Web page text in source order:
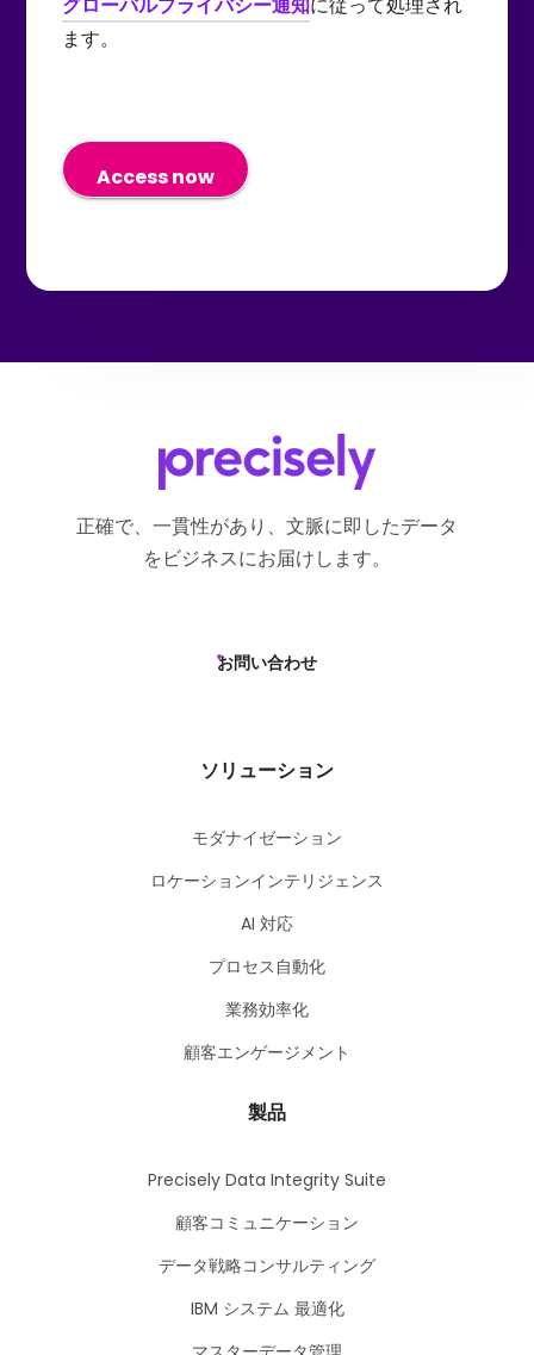
ール内の「配信停止」リンクを使
用するか、
からリクエストを送信すること
で、いつでも同意を取り消し、こ
ン、および製品やサービスに関す
る情報を送信する目的で私の個人
Preciselyのプライバシーウェブフ
ォーム
からリクエストを送信すること
グローバルプライバシー通知に従って処理され
ます。
正確で、一貫性があり、文脈に即したデータ
をビジネスにお届けします。
お問い合わせ
ソリューション
モダナイゼーション
ロケーションインテリジェンス
AI 対応
プロセス自動化
業務効率化
顧客エンゲージメント
製品
Precisely Data Integrity Suite
顧客コミュニケーション
データ戦略コンサルティング
IBM システム 最適化